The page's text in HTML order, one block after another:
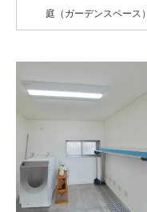
庭（ガーデンスペース）